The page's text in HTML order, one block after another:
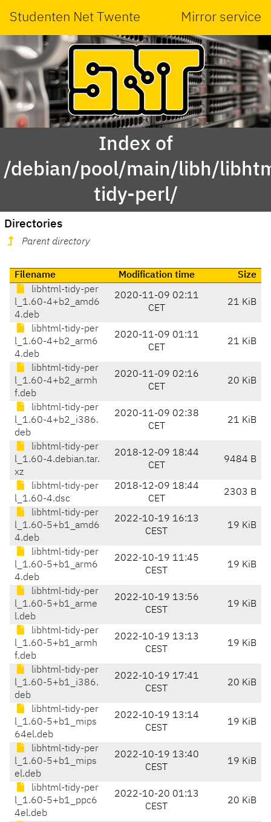
Studenten Net Twente Mirror service
Index of
/debian/pool/main/libh/
tidy-perl/
Directories
Parent directory
Filename Modification time
Size
libhtml-tidy-per
l_1.60-4+b2_amd6
4.deb
2020-11-09 02:11
CET
21 KiB
libhtml-tidy-per
l_1.60-4+b2_arm6
4.deb
2020-11-09 01:11
CET
21 KiB
libhtml-tidy-per
l_1.60-4+b2_armh
f.deb
2020-11-09 02:16
CET
20 KiB
libhtml-tidy-per
l_1.60-4+b2_i386.
deb
2020-11-09 02:38
CET
21 KiB
libhtml-tidy-per
l_1.60-4.debian.tar.
xz
2018-12-09 18:44
CET
9484 B
libhtml-tidy-per
l_1.60-4.dsc
2018-12-09 18:44
CET
2303 B
libhtml-tidy-per
l_1.60-5+b1_amd6
4.deb
2022-10-19 16:13
CEST
19 KiB
libhtml-tidy-per
l_1.60-5+b1_arm6
4.deb
2022-10-19 11:45
CEST
19 KiB
libhtml-tidy-per
l_1.60-5+b1_arme
l.deb
2022-10-19 13:56
CEST
19 KiB
libhtml-tidy-per
l_1.60-5+b1_armh
f.deb
2022-10-19 13:13
CEST
19 KiB
libhtml-tidy-per
l_1.60-5+b1_i386.
deb
2022-10-19 17:41
CEST
20 KiB
libhtml-tidy-per
l_1.60-5+b1_mips
64el.deb
2022-10-19 13:14
CEST
19 KiB
libhtml-tidy-per
l_1.60-5+b1_mips
el.deb
2022-10-19 13:40
CEST
19 KiB
libhtml-tidy-per
l_1.60-5+b1_ppc6
4el.deb
2022-10-20 01:13
CEST
20 KiB